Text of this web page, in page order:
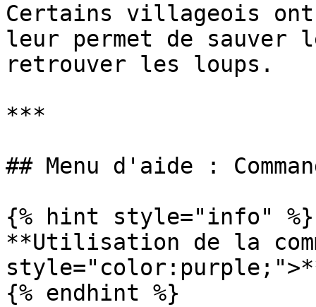
Certains villageois
leur permet de sauver
retrouver les loups.
***
## Menu d'aide :
{% hint style="info" %}
**Utilisation de la
{% endhint %}